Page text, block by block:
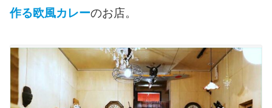
作る欧風カレーのお店。